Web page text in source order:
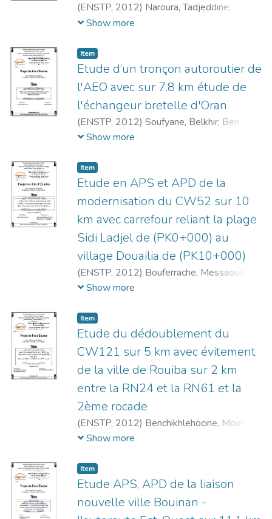
(ENSTP, 2012) Naroura, Tadjeddine;
Chebrou, Med El Mehdi
Show more
Item
Etude d’un tronçon autoroutier de
l'AEO avec sur 7.8 km étude de
l'échangeur bretelle d'Oran
(ENSTP, 2012) Soufyane, Belkhir; Ben
Elguemar, Amar
Show more
Item
Etude en APS et APD de la
modernisation du CW52 sur 10
km avec carrefour reliant la plage
Sidi Ladjel de (PK0+000) au
village Douailia de (PK10+000)
(ENSTP, 2012) Bouferrache, Messaoud
Derkaoui, Noureddine
Show more
Item
Etude du dédoublement du
CW121 sur 5 km avec évitement
de la ville de Rouiba sur 2 km
entre la RN24 et la RN61 et la
2ème rocade
(ENSTP, 2012) Benchikhlehocine, Mousaàb
Benchikhlehocine, Soheyb
Show more
Item
Etude APS, APD de la liaison
nouvelle ville Bouinan -